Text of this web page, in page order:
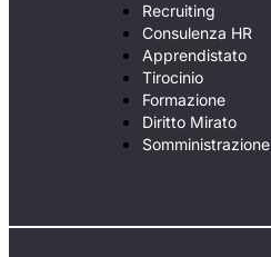
Recruiting
Consulenza HR
Apprendistato
Tirocinio
Formazione
Diritto Mirato
Somministrazione